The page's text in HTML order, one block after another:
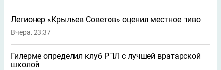
Легионер «Крыльев Советов» оценил местное пиво
Вчера, 23:37
Гилерме определил клуб РПЛ с лучшей вратарской
школой